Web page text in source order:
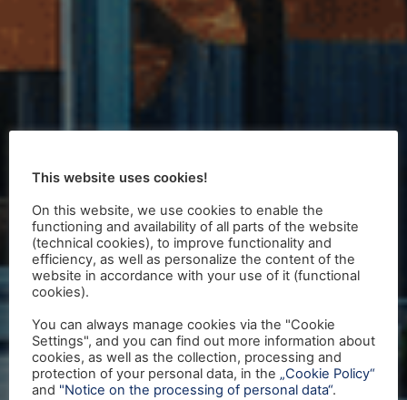
This website uses cookies!
On this website, we use cookies to enable the
functioning and availability of all parts of the website
(technical cookies), to improve functionality and
efficiency, as well as personalize the content of the
website in accordance with your use of it (functional
cookies).
You can always manage cookies via the "Cookie
Settings", and you can find out more information about
cookies, as well as the collection, processing and
protection of your personal data, in the „Cookie Policy“
and "Notice on the processing of personal data“.